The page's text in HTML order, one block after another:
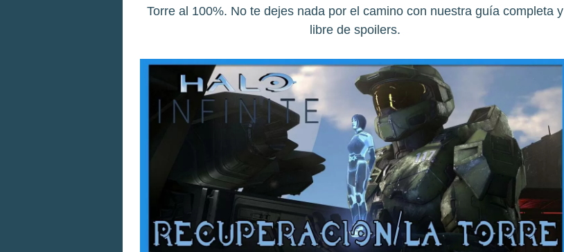
Torre al 100%. No te dejes nada por el camino con nuestra guía completa y
libre de spoilers.